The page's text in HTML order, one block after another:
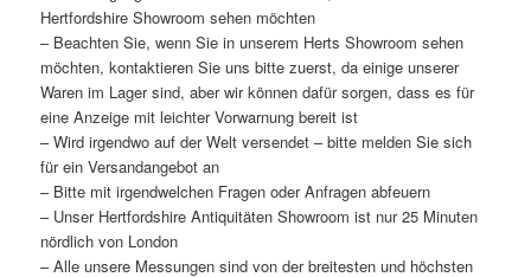
Hertfordshire Showroom sehen möchten
– Beachten Sie, wenn Sie in unserem Herts Showroom sehen
möchten, kontaktieren Sie uns bitte zuerst, da einige unserer
Waren im Lager sind, aber wir können dafür sorgen, dass es für
eine Anzeige mit leichter Vorwarnung bereit ist
– Wird irgendwo auf der Welt versendet – bitte melden Sie sich
für ein Versandangebot an
– Bitte mit irgendwelchen Fragen oder Anfragen abfeuern
– Unser Hertfordshire Antiquitäten Showroom ist nur 25 Minuten
nördlich von London
– Alle unsere Messungen sind von der breitesten und höchsten